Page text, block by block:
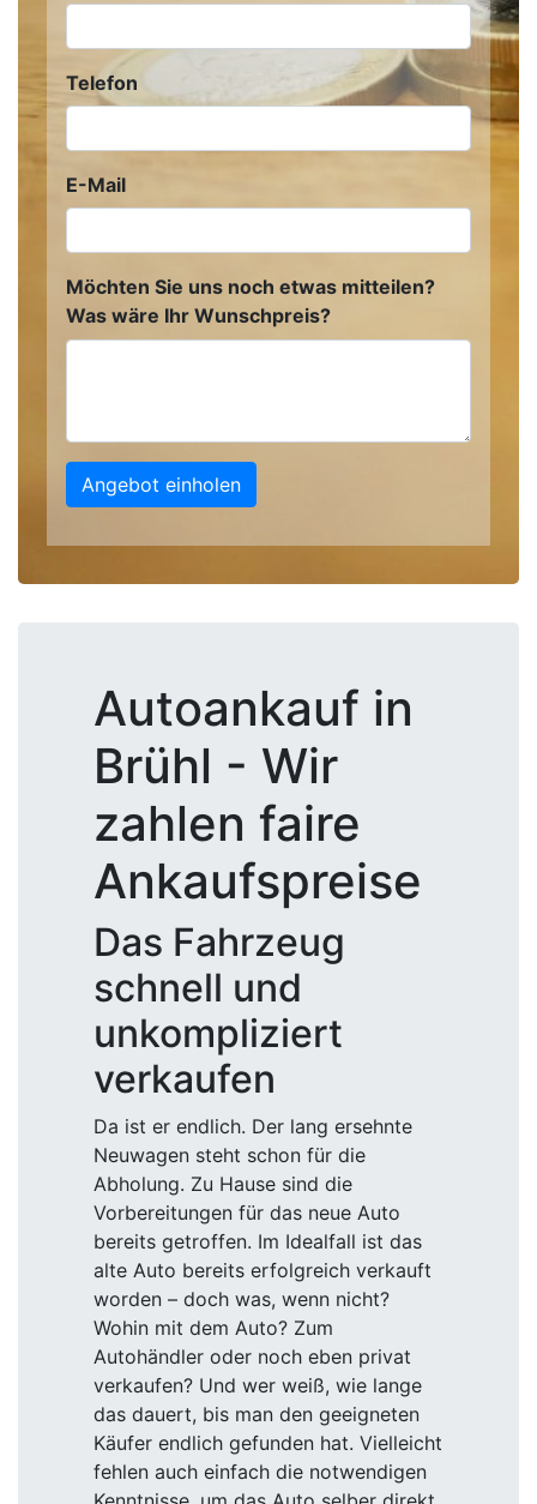
Telefon
E-Mail
Möchten Sie uns noch etwas mitteilen?
Was wäre Ihr Wunschpreis?
Angebot einholen
Autoankauf in
Brühl - Wir
zahlen faire
Ankaufspreise
Das Fahrzeug
schnell und
unkompliziert
verkaufen
Da ist er endlich. Der lang ersehnte
Neuwagen steht schon für die
Abholung. Zu Hause sind die
Vorbereitungen für das neue Auto
bereits getroffen. Im Idealfall ist das
alte Auto bereits erfolgreich verkauft
worden – doch was, wenn nicht?
Wohin mit dem Auto? Zum
Autohändler oder noch eben privat
verkaufen? Und wer weiß, wie lange
das dauert, bis man den geeigneten
Käufer endlich gefunden hat. Vielleicht
fehlen auch einfach die notwendigen